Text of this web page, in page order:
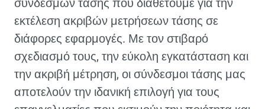
συνδέσμων τάσης που διαθέτουμε για την
εκτέλεση ακριβών μετρήσεων τάσης σε
διάφορες εφαρμογές. Με τον στιβαρό
σχεδιασμό τους, την εύκολη εγκατάσταση και
την ακριβή μέτρηση, οι σύνδεσμοι τάσης μας
αποτελούν την ιδανική επιλογή για τους